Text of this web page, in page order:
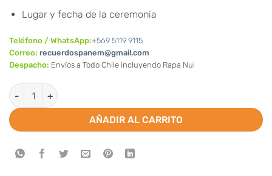
Lugar y fecha de la ceremonia
Teléfono / WhatsApp:+569 5119 9115
Correo: recuerdospanem@gmail.com
Despacho: Envíos a Todo Chile incluyendo Rapa Nui
Santitos de Niño con foto (Valor por docena) cantidad
AÑADIR AL CARRITO